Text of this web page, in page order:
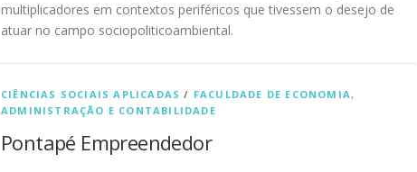
multiplicadores em contextos periféricos que tivessem o desejo de
atuar no campo sociopoliticoambiental.
CIÊNCIAS SOCIAIS APLICADAS / FACULDADE DE ECONOMIA,
ADMINISTRAÇÃO E CONTABILIDADE
Pontapé Empreendedor